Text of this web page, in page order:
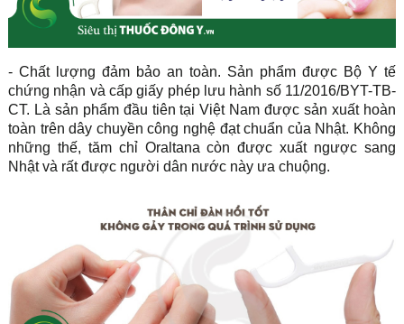
- Chất lượng đảm bảo an toàn. Sản phẩm được Bộ Y tế
chứng nhận và cấp giấy phép lưu hành số 11/2016/BYT-TB-
CT. Là sản phẩm đầu tiên tại Việt Nam được sản xuất hoàn
toàn trên dây chuyền công nghệ đạt chuẩn của Nhật. Không
những thế, tăm chỉ Oraltana còn được xuất ngược sang
Nhật và rất được người dân nước này ưa chuộng.